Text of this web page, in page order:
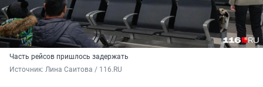
Часть рейсов пришлось задержать
Источник: Лина Саитова / 116.RU